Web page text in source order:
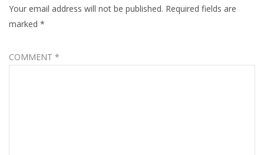
Your email address will not be published. Required fields are
marked *
COMMENT *